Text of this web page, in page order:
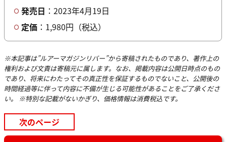
発売日 ：2023年4月19日
定価 ：1,980円（税込）
※本記事は”ルアーマガジンリバー”から寄稿されたものであり、著作上の
権利および文責は寄稿元に属します。なお、掲載内容は公開日時点のもの
であり、将来にわたってその真正性を保証するものでないこと、公開後の
時間経過等に伴って内容に不備が生じる可能性があることをご了承くださ
い。 ※特別な記載がないかぎり、価格情報は消費税込です。
次のページ